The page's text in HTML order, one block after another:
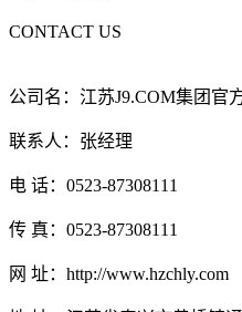
CONTACT US
公司名：江苏J9.COM集团官
联系人：张经理
电 话：0523-87308111
传 真：0523-87308111
网 址：http://www.hzchly.com